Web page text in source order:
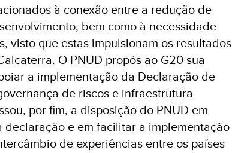
à conexão entre a redução de
bem como à necessidade
que estas impulsionam os resultados
O PNUD propôs ao G20 sua
a implementação da Declaração de
de riscos e infraestrutura
por fim, a disposição do PNUD em
e em facilitar a implementação
de experiências entre os países